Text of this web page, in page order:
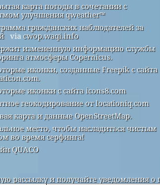
карта погоды в сочетании с
улучшения qweather™
гражданских наблюдателей за
via cwop.waqi.info
измененную информацию службы
атмосферы Copernicus.
иконки, созданные Freepik с сайта
иконки с сайта icons8.com
геокодирование от locationiq.com
карта и данные OpenStreetMap.
место, чтобы насладиться чистым
во время серфинга!
QUACO
рассылку и получайте уведомления о